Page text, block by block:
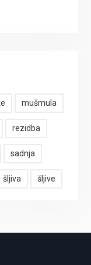
mušmula
rezidba
sadnja
šljiva šljive